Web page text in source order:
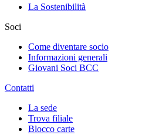
La Sostenibilità
Soci
Come diventare socio
Informazioni generali
Giovani Soci BCC
Contatti
La sede
Trova filiale
Blocco carte